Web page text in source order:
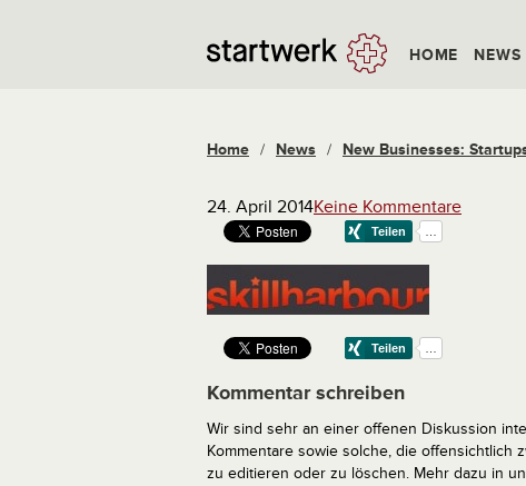
HOME NEWS
Home / News / New Businesses:
24. April 2014Keine Kommentare
Kommentar schreiben
Wir sind sehr an einer offenen Diskussion
Kommentare sowie solche, die offensichtlich
zu editieren oder zu löschen. Mehr dazu in